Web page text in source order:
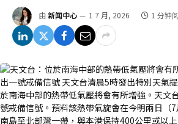
由 新闻中心 1 7 月, 2026 1 分钟